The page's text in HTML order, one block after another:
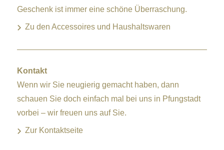
Geschenk ist immer eine schöne Überraschung.
Zu den Accessoires und Haushaltswaren
Kontakt
Wenn wir Sie neugierig gemacht haben, dann
schauen Sie doch einfach mal bei uns in Pfungstadt
vorbei – wir freuen uns auf Sie.
Zur Kontaktseite